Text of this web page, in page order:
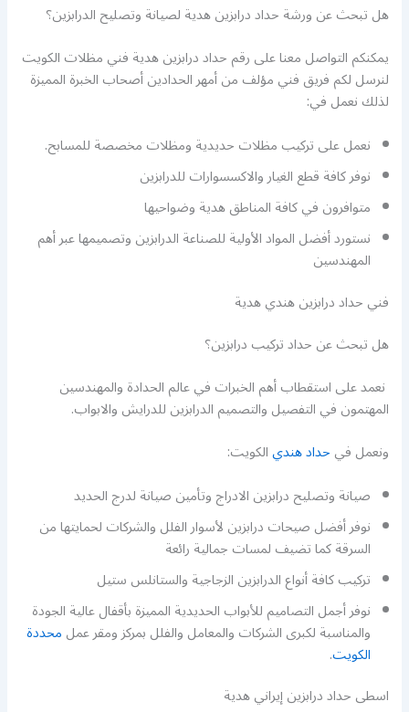
هل تبحث عن ورشة حداد درابزين هدية لصيانة وتصليح الدرابزين؟
يمكنكم التواصل معنا على رقم حداد درابزين هدية فني مظلات الكويت
لنرسل لكم فريق فني مؤلف من أمهر الحدادين أصحاب الخبرة المميزة
لذلك نعمل في:
نعمل على تركيب مظلات حديدية ومظلات مخصصة للمسابح.
نوفر كافة قطع الغيار والاكسسوارات للدرابزين
متوافرون في كافة المناطق هدية وضواحيها
نستورد أفضل المواد الأولية للصناعة الدرابزين وتصميمها عبر أهم
المهندسين
فني حداد درابزين هندي هدية
هل تبحث عن حداد تركيب درابزين؟
نعمد على استقطاب أهم الخبرات في عالم الحدادة والمهندسين
المهتمون في التفصيل والتصميم الدرابزين للدرايش والابواب.
ونعمل فيحداد هنديالكويت:
صيانة وتصليح درابزين الادراج وتأمين صيانة لدرج الحديد
نوفر أفضل صيحات درابزين لأسوار الفلل والشركات لحمايتها من
السرقة كما تضيف لمسات جمالية رائعة
تركيب كافة أنواع الدرابزين الزجاجية والستانلس ستيل
نوفر أجمل التصاميم للأبواب الحديدية المميزة بأقفال عالية الجودة
والمناسبة لكبرى الشركات والمعامل والفلل بمركز ومقر عملمحددة
الكويت.
اسطى حداد درابزين إيراني هدية